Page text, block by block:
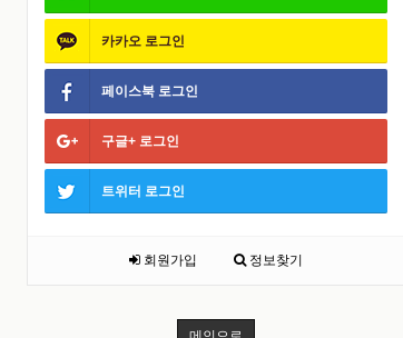
카카오 로그인
페이스북 로그인
구글+ 로그인
트위터 로그인
회원가입 정보찾기